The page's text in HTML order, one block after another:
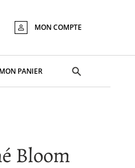
MON COMPTE
MON PANIER
Toggle
search
Bloom